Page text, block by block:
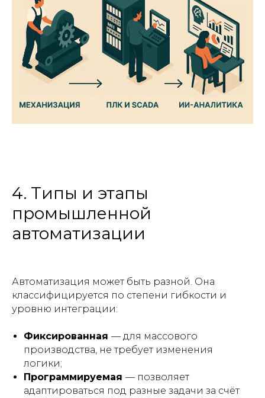
4. Типы и этапы
промышленной
автоматизации
Автоматизация может быть разной. Она
классифицируется по степени гибкости и
уровню интеграции:
Фиксированная — для массового
производства, не требует изменения
логики;
Программируемая — позволяет
адаптироваться под разные задачи за счёт